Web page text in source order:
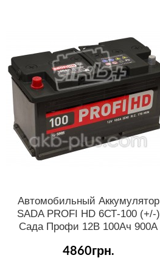
Автомобильный Аккумулятор
SADA PROFI HD 6СТ-100 (+/-)
Сада Профи 12В 100Ач 900А
4860грн.